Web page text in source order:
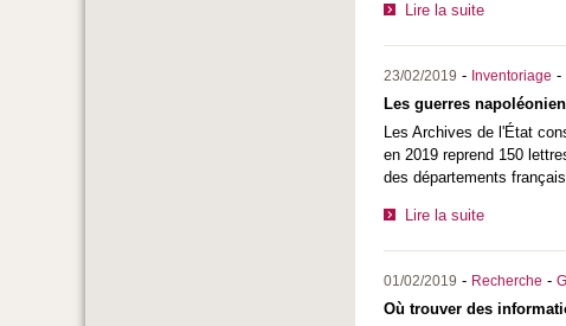
Lire la suite
23/02/2019 - Inventoriage -
Les guerres
Les Archives de l'État
en 2019 reprend 150
des départements
Lire la suite
01/02/2019 - Recherche -
Où trouver des